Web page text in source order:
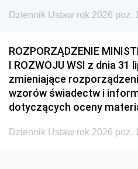
1935 1934
1929 1928
1926 1925
1923 1922
Dziennik Ustaw rok 2026 poz.
ROZPORZĄDZENIE
I ROZWOJU WSI z dnia 31
zmieniające
wzorów świadectw i
dotyczących oceny
Dziennik Ustaw rok 2026 poz.